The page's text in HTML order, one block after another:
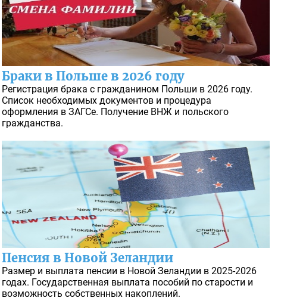
Браки в Польше в 2026 году
Регистрация брака с гражданином Польши в 2026 году.
Список необходимых документов и процедура
оформления в ЗАГСе. Получение ВНЖ и польского
гражданства.
Пенсия в Новой Зеландии
Размер и выплата пенсии в Новой Зеландии в 2025-2026
годах. Государственная выплата пособий по старости и
возможность собственных накоплений.